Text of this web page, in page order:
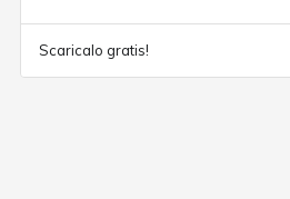
Scaricalo gratis!